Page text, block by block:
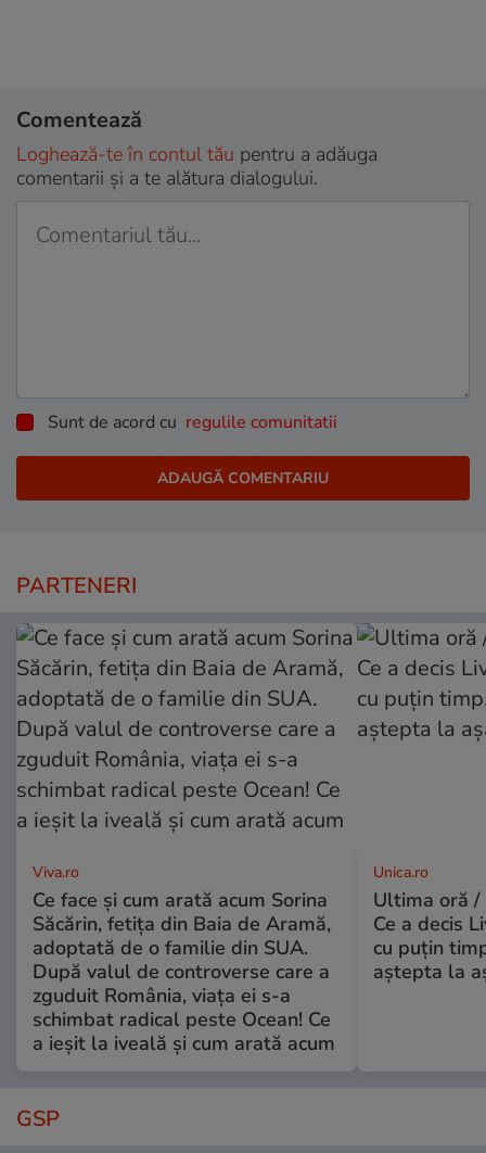
Comentează
Loghează-te în contul tău pentru a adăuga
comentarii și a te alătura dialogului.
Sunt de acord cu regulile comunitatii
PARTENERI
Viva.ro
Ce face și cum arată acum Sorina
Săcărin, fetița din Baia de Aramă,
adoptată de o familie din SUA.
După valul de controverse care a
zguduit România, viața ei s-a
schimbat radical peste Ocean! Ce
a ieșit la iveală și cum arată acum
Unica.ro
Ultima oră /
Ce a decis
cu puțin
aștepta la
GSP